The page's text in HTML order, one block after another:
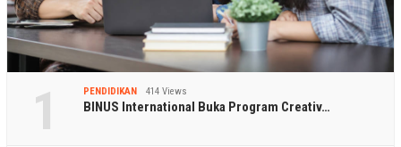
1 PENDIDIKAN 414 Views
BINUS International Buka Program Creativ…